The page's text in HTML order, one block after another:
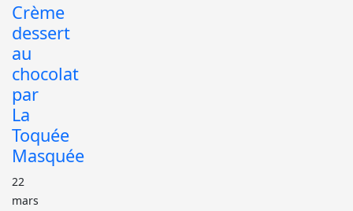
Crème
dessert
au
chocolat
par
La
Toquée
Masquée
22
mars